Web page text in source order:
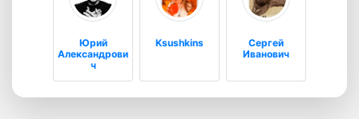
Юрий
Александрови
ч
Ksushkins
Сергей
Иванович